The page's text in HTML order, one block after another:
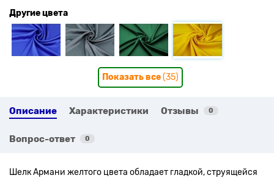
Другие цвета
Показать все(35)
Описание Характеристики Отзывы 0
Вопрос-ответ 0
Шелк Армани желтого цвета обладает гладкой, струящейся